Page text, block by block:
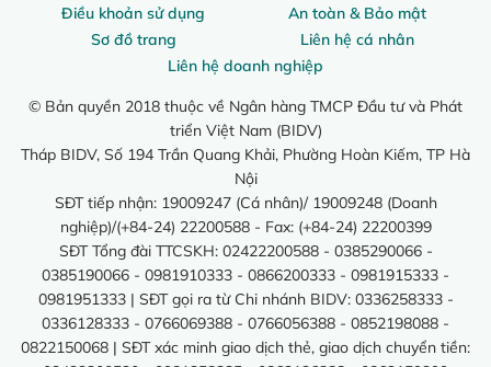
Điều khoản sử dụng
An toàn & Bảo mật
Sơ đồ trang
Liên hệ cá nhân
Liên hệ doanh nghiệp
© Bản quyền 2018 thuộc về Ngân hàng TMCP Đầu tư và Phát
triển Việt Nam (BIDV)
Tháp BIDV, Số 194 Trần Quang Khải, Phường Hoàn Kiếm, TP Hà
Nội
SĐT tiếp nhận: 19009247 (Cá nhân)/ 19009248 (Doanh
nghiệp)/(+84-24) 22200588 - Fax: (+84-24) 22200399
SĐT Tổng đài TTCSKH: 02422200588 - 0385290066 -
0385190066 - 0981910333 - 0866200333 - 0981915333 -
0981951333 | SĐT gọi ra từ Chi nhánh BIDV: 0336258333 -
0336128333 - 0766069388 - 0766056388 - 0852198088 -
0822150068 | SĐT xác minh giao dịch thẻ, giao dịch chuyển tiền: